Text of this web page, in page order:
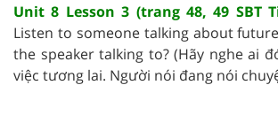
Unit 8 Lesson 3 (trang 48, 49 SBT
Listen to someone talking about
the speaker talking to? (Hãy nghe ai
việc tương lai. Người nói đang nói